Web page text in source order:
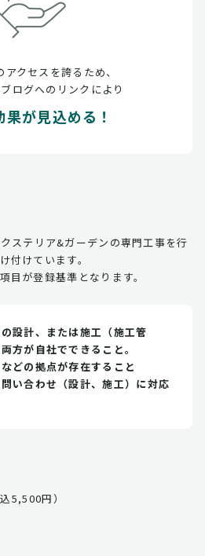
クセスを誇るため、
ログへのリンクにより
が見込める！
ステリア&ガーデンの専門工事を行
付けています。
目が登録基準となります。
設計、または施工（施工管
方が自社でできること。
どの拠点が存在すること
い合わせ（設計、施工）に対応
5,500円）